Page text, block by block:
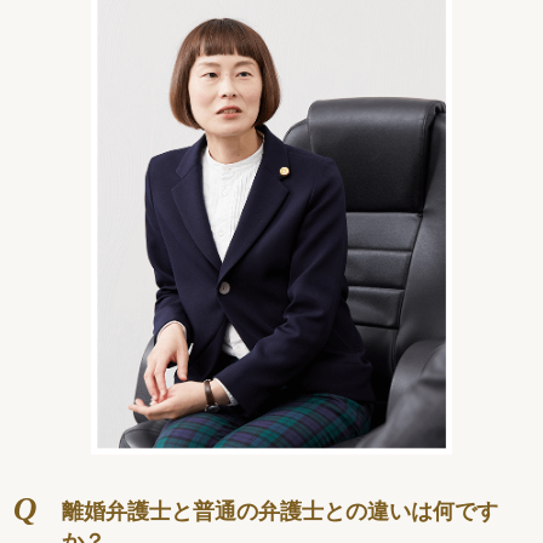
離婚弁護士と普通の弁護士との違いは何です